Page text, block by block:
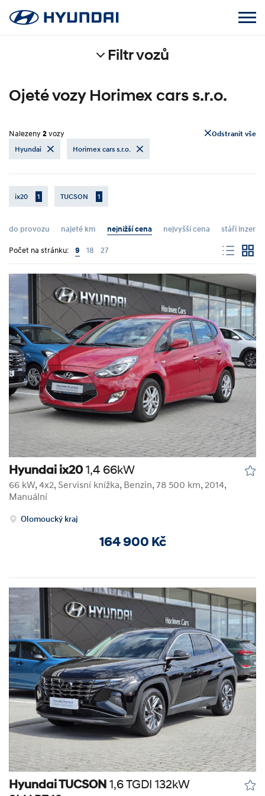
Filtr vozů
Ojeté vozy Horimex cars s.r.o.
Nalezeny 2vozy
Hyundai Horimex cars s.r.o.
Odstranit vše
ix20 1 TUCSON 1
do provozu najeté km nejnižší cena nejvyšší cena stáří
Počet na stránku: 9 18 27
Hyundai ix20 1,4 66kW
66 kW, 4x2, Servisní knížka, Benzin, 78 500 km, 2014,
Manuální
Olomoucký kraj
164 900 Kč
Hyundai TUCSON 1,6 TGDI 132kW